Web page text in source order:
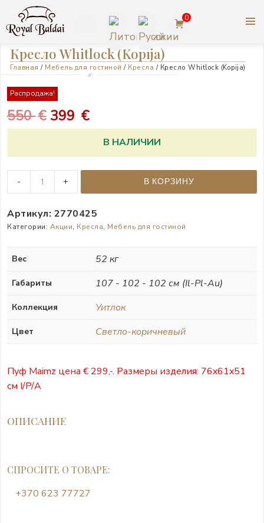
Перейти
содержимому
КОРОЛЕВСКАЯ МЕБЕЛЬ |
АМЕРИКАНСКАЯ МЕБЕЛЬ
+370
623
0
Кресло Whitlock (Kopija)
Главная / Мебель для гостиной / Кресла / Кресло Whitlock (Kopija)
Распродажа!
550€ Первоначальная
составляла
550 €.
399 €Текущая
цена:
399 €.
В НАЛИЧИИ
quantity
- + В КОРЗИНУ
Артикул: 2770425
Категории: Акции, Кресла, Мебель для гостиной
Вес 52 кг
Габариты 107 - 102 - 102 см (Il-Pl-Au)
Коллекция Уитлок
Цвет Cветло-коричневый
Пуф Maimz цена € 299,-. Размеры изделия: 76x61x51
см I/P/A
ОПИСАНИЕ
СПРОСИТЕ О ТОВАРЕ:
+370 623 77727